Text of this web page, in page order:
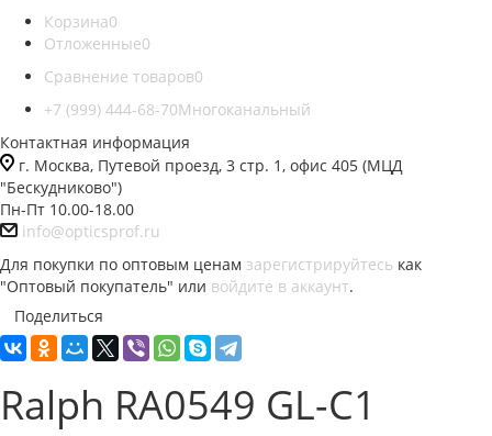
Корзина0
Отложенные0
Сравнение товаров0
+7 (999) 444-68-70Многоканальный
Контактная информация
г. Москва, Путевой проезд, 3 стр. 1, офис 405 (МЦД
"Бескудниково")
Пн-Пт 10.00-18.00
info@opticsprof.ru
Для покупки по оптовым ценам зарегистрируйтесь как
"Оптовый покупатель" или войдите в аккаунт.
Поделиться
Ralph RA0549 GL-C1